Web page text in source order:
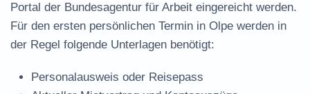
Portal der Bundesagentur für Arbeit eingereicht werden.
Für den ersten persönlichen Termin in Olpe werden in
der Regel folgende Unterlagen benötigt:
Personalausweis oder Reisepass